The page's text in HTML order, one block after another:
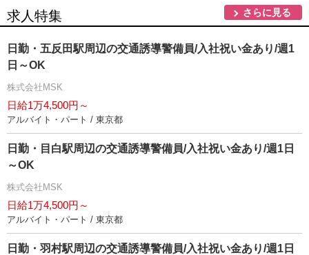
求人特集 さらに見る
日勤・五反田駅周辺の交通誘導警備員/入社祝い金あり/週1
日～OK
株式会社MSK
日給1万4,500円～
アルバイト・パート / 東京都
日勤・目白駅周辺の交通誘導警備員/入社祝い金あり/週1日
～OK
株式会社MSK
日給1万4,500円～
アルバイト・パート / 東京都
日勤・羽村駅周辺の交通誘導警備員/入社祝い金あり/週1日